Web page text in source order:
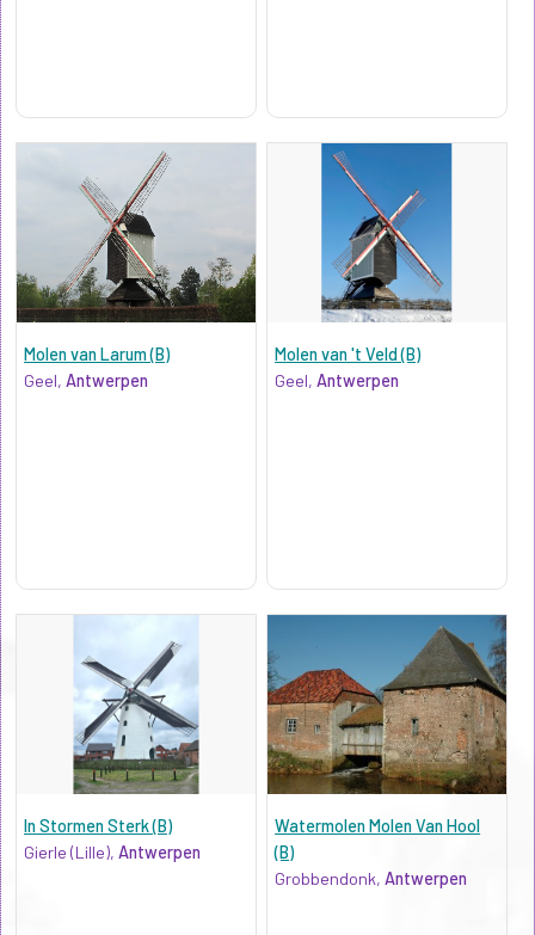
Molen van Larum (B)
Geel, Antwerpen
Molen van 't Veld (B)
Geel,Antwerpen
In Stormen Sterk (B)
Gierle (Lille), Antwerpen
Watermolen Molen Van Hool
(B)
Grobbendonk,Antwerpen